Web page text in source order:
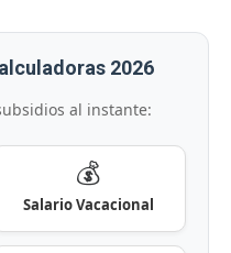
2026
al instante:
💰
Salario Vacacional